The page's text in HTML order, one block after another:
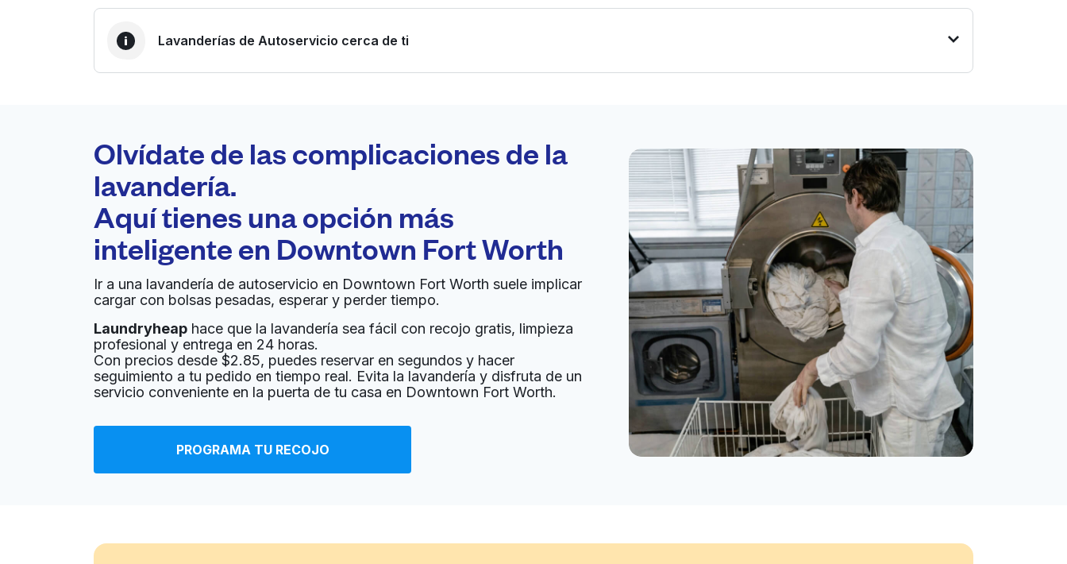
Lavanderías de Autoservicio cerca de ti
Recojo y entrega a en la
puerta de casa
Abierto 24/7
Albritton's Finer Dry Cleaners
801 Cherry St # 15, Fort Worth, TX 76102, United States
? min
Calcular la distancia
Mostrar número
desconocido
Upper West Cleaners Ir al sitio web
Entrega a domicilio:
Olvídate de las complicaciones de la
lavandería.
Aquí tienes una opción más
inteligente en Downtown Fort Worth
Ir a una lavandería de autoservicio en Downtown Fort Worth suele implicar
cargar con bolsas pesadas, esperar y perder tiempo.
Laundryheap hace que la lavandería sea fácil con recojo gratis, limpieza
profesional y entrega en 24 horas.
Con precios desde $2.85, puedes reservar en segundos y hacer
seguimiento a tu pedido en tiempo real. Evita la lavandería y disfruta de un
servicio conveniente en la puerta de tu casa en Downtown Fort Worth.
PROGRAMA TU RECOJO